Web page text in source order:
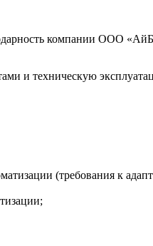
компании ООО
и техническую
(требования к